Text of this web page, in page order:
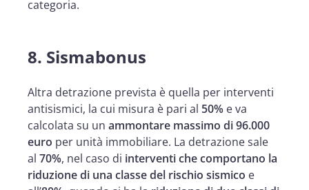
categoria.
8. Sismabonus
Altra detrazione prevista è quella per interventi
antisismici, la cui misura è pari al 50% e va
calcolata su un ammontare massimo di 96.000
euro per unità immobiliare. La detrazione sale
al 70%, nel caso di interventi che comportano la
riduzione di una classe del rischio sismico e